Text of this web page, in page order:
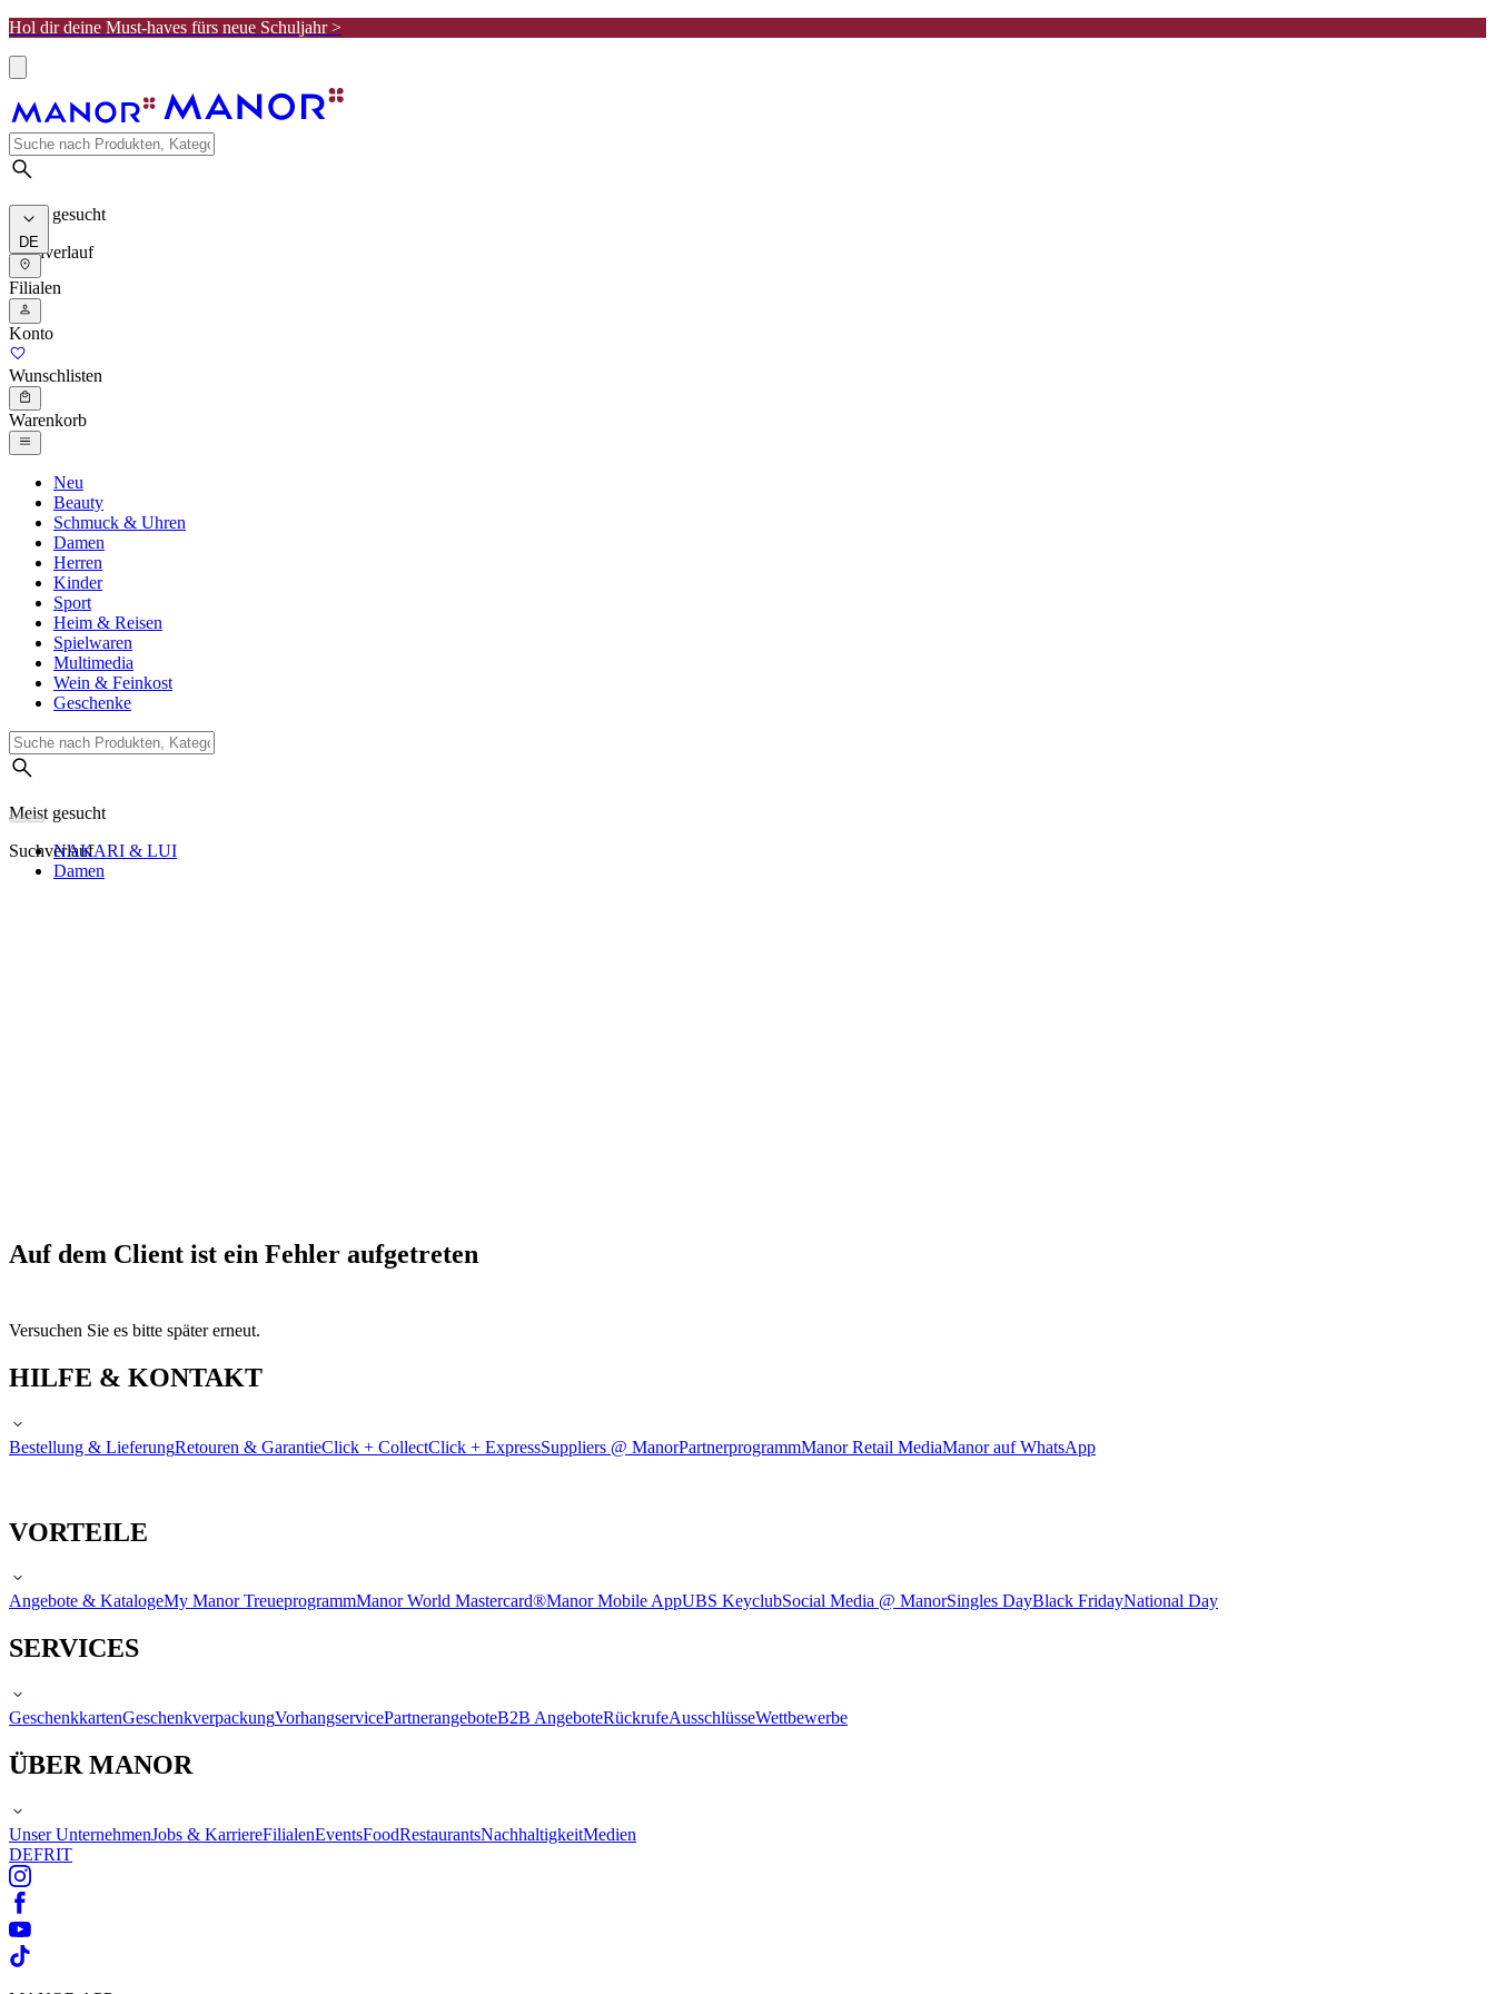
Hol dir deine Must-haves fürs neue Schuljahr >
Meist gesucht
Suchverlauf
DE
Filialen
Konto
Wunschlisten
Warenkorb
Neu
Beauty
Schmuck & Uhren
Damen
Herren
Kinder
Sport
Heim & Reisen
Spielwaren
Multimedia
Wein & Feinkost
Geschenke
Meist gesucht
SuchverlaufNAKARI & LUI
Damen
Auf dem Client ist ein Fehler aufgetreten
Versuchen Sie es bitte später erneut.
HILFE & KONTAKT
Bestellung & LieferungRetouren & GarantieClick + CollectClick + ExpressSuppliers @ ManorPartnerprogrammManor Retail MediaManor auf WhatsApp
VORTEILE
Angebote & KatalogeMy Manor TreueprogrammManor World Mastercard®Manor Mobile AppUBS KeyclubSocial Media @ ManorSingles DayBlack FridayNational Day
SERVICES
GeschenkkartenGeschenkverpackungVorhangservicePartnerangeboteB2B AngeboteRückrufeAusschlüsseWettbewerbe
ÜBER MANOR
Unser UnternehmenJobs & KarriereFilialenEventsFoodRestaurantsNachhaltigkeitMedien
DEFRIT